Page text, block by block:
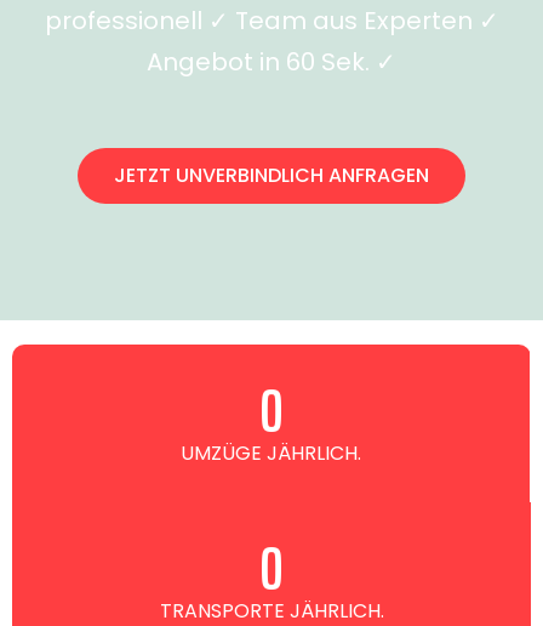
professionell ✓ Team aus Experten ✓
Angebot in 60 Sek. ✓
JETZT UNVERBINDLICH ANFRAGEN
UMZÜGE JÄHRLICH.
0
TRANSPORTE JÄHRLICH.
0